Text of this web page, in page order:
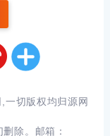
一切版权均归源网
除。邮箱：